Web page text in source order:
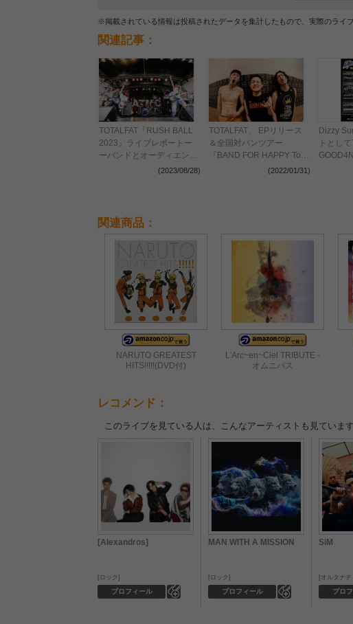
※掲載されている情報は投稿されたデータを集計したもので、実際のライ
関連記事：
TOTALFAT『RUSH BALL
2023』ライブレポートー
ーバンドとオーディエンス
の信頼関係による限界突破
(2023/08/28)
TOTALFAT、 EPリリース
＆全国対バンツアー
『BAND FOR HAPPY Tour
2022』の開催を発表(2022/01/31)
Dizzy
トとして
関連商品：
NARUTO GREATEST
HITS!!!!!(DVD付)
L'Arc~en~Ciel TRIBUTE -
オムニバス
レコメンド：
このライブを見ている人は、こんなアーティストも見ています
[Alexandros]
プロフィール
ロック
MAN WITH A MISSION
プロフィール
ロック
SiM
プロ
オルタナテ